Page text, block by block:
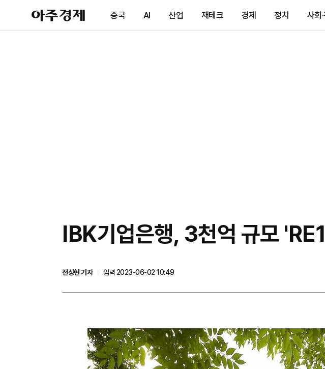
아
주
제
중국 AI 산업 재테크 경제 정치 사회
IBK기업은행, 3천억 규모
전상현 기자
입력 2023-06-02 10:49